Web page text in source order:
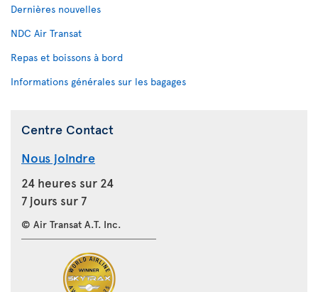
Dernières nouvelles
NDC Air Transat
Repas et boissons à bord
Informations générales sur les bagages
Centre Contact
Nous joindre
24 heures sur 24
7 jours sur 7
© Air Transat A.T. Inc.